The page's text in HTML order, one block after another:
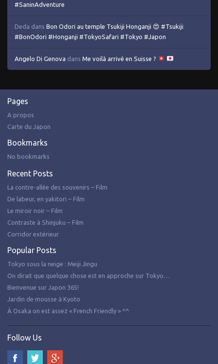
#SaninAdventure
Deda dans Bon Odori au temple Tsukiji Honganji 😍 #Tsukiji
#BonOdori #Honganji #TokyoSafari #Tokyo #Japon
Angelo Di Genova dans Me voilà arrivé en Suisse ?
Pages
A propos
Carte du Japon
Bookmarks
No bookmarks
Recent Posts
La contre-allée des souvenirs – Film
De labeur, en yakitori – Film
Le miroir noir – Film
Contraste à Shinjuku – Film
Corridor extérieur
Popular Posts
Tokyo sous la neige : Meiji Jingu
On dirait que quelque chose est en approche sur Tokyo…
Bienvenue sur Japon 365!
Jardin de mousse à Kyoto
À Osaka on est assez « French Friendly » ^^
Follow Us